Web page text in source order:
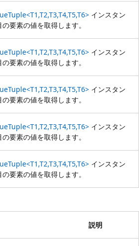
インスタン
要素の値を取得します。
インスタン
要素の値を取得します。
インスタン
要素の値を取得します。
インスタン
要素の値を取得します。
インスタン
要素の値を取得します。
説明